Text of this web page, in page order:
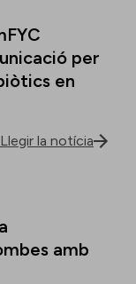
per
en
Llegir la notícia
amb